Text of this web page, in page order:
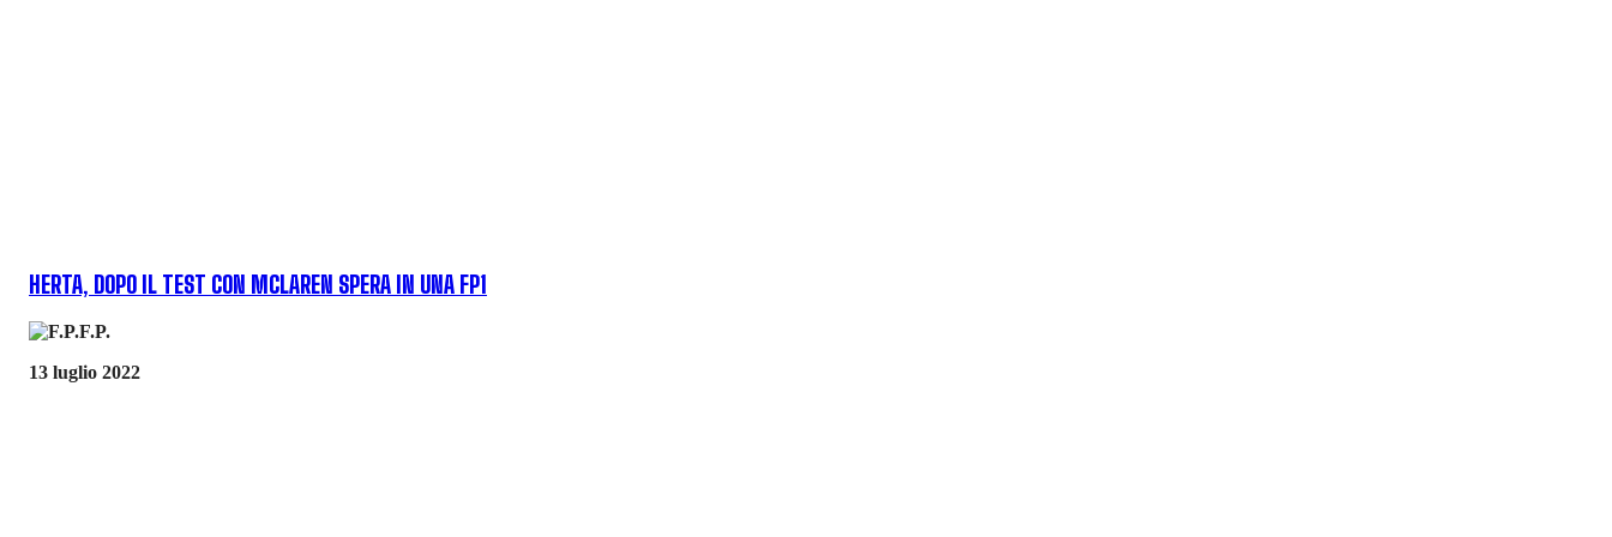
HERTA, DOPO IL TEST CON MCLAREN SPERA IN UNA FP1
F.P.
13 luglio 2022